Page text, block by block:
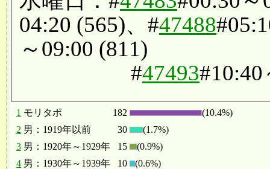
04:20 (565)、#47488
～09:00 (811)
#47493#10:40
1 モリタポ 182
(10.4%)
2 男：1919年以前 30
(1.7%)
3 男：1920年～1929年 15
(0.9%)
4 男：1930年～1939年 10
(0.6%)